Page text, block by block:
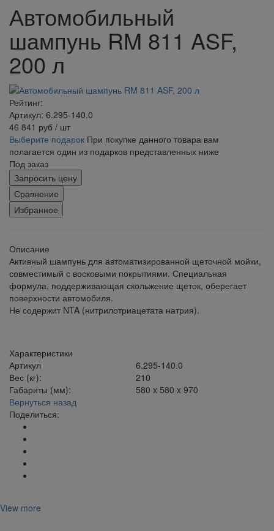
Автомобильный
шампунь RM 811 ASF,
200 л
Рейтинг:
Артикул: 6.295-140.0
46 841 руб / шт
Выберите подарок При покупке данного товара вам
полагается один из подарков представленных ниже
Под заказ
Запросить цену
Сравнение
Избранное
Описание
Активный шампунь для автоматизированной щеточной мойки,
совместимый с восковыми покрытиями. Специальная
формула, поддерживающая скольжение щеток, оберегает
поверхности автомобиля.
Не содержит NTA (нитрилотриацетата натрия).
Характеристики
Артикул
6.295-140.0
Вес (кг):
210
Габариты (мм):
580 x 580 x 970
Вернуться назад
Поделиться:
View more